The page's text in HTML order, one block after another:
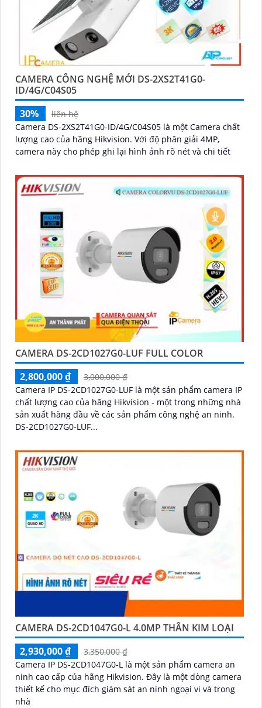
CAMERA CÔNG NGHỆ MỚI DS-2XS2T41G0-
ID/4G/C04S05
30%
liên hệ
Camera DS-2XS2T41G0-ID/4G/C04S05 là một Camera chất
lượng cao của hãng Hikvision. Với độ phân giải 4MP,
camera này cho phép ghi lại hình ảnh rõ nét và chi tiết
CAMERA DS-2CD1027G0-LUF FULL COLOR
2,800,000 ₫
3,000,000 ₫
Camera IP DS-2CD1027G0-LUF là một sản phẩm camera IP
chất lượng cao của hãng Hikvision - một trong những nhà
sản xuất hàng đầu về các sản phẩm công nghệ an ninh.
DS-2CD1027G0-LUF...
CAMERA DS-2CD1047G0-L 4.0MP THÂN KIM LOẠI
2,930,000 ₫
3,350,000 ₫
Camera IP DS-2CD1047G0-L là một sản phẩm camera an
ninh cao cấp của hãng Hikvision. Đây là một dòng camera
thiết kế cho mục đích giám sát an ninh ngoại vi và trong
nhà